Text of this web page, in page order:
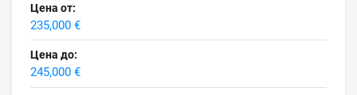
Цена от:
235,000 €
Цена до:
245,000 €